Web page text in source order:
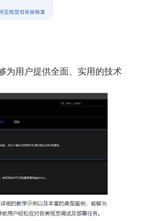
为用户提供全面、实用的技术